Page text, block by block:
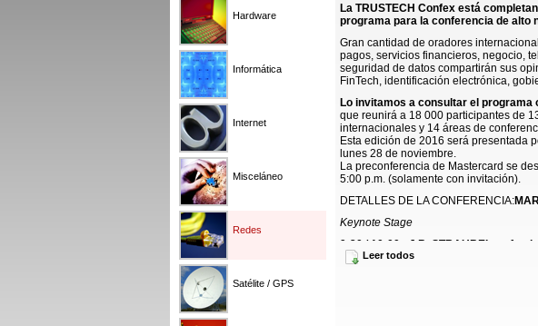
Hardware
Informática
Internet
Misceláneo
Redes
Satélite / GPS
La TRUSTECH Confex está
programa para la conferencia de alto
Gran cantidad de oradores
pagos, servicios financieros, negocio,
seguridad de datos compartirán sus
FinTech, identificación electrónica,
Lo invitamos a consultar el programa
que reunirá a 18 000 participantes de
internacionales y 14 áreas de
Esta edición de 2016 será presentada
lunes 28 de noviembre.
La preconferencia de Mastercard se
5:00 p.m. (solamente con invitación).
DETALLES DE LA CONFERENCIA:
Keynote Stage
9:30 / 10:00 - J.B. STRAUBEL,
MotorsLeer todos